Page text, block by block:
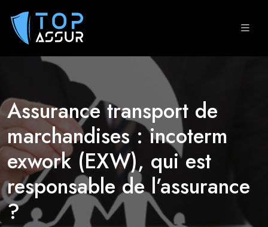
Assurance transport de
marchandises : incoterm
exwork (EXW), qui est
responsable de l’assurance
?